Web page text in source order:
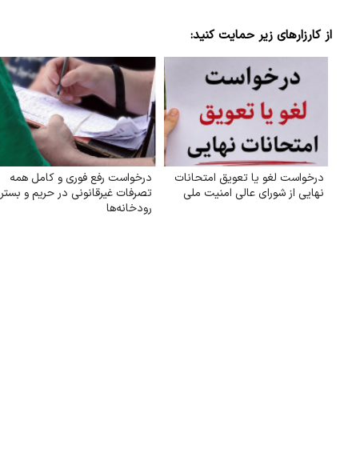
از کارزارهای زیر حمایت کنید:
درخواست لغو یا تعویق امتحانات
نهایی از شورای عالی امنیت ملی
درخواست رفع فوری و کامل همه
تصرفات غیرقانونی در حریم و بستر
رودخانه‌ها